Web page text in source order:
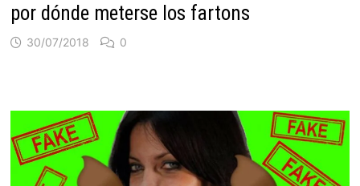
por dónde meterse los fartons
30/07/2018 0